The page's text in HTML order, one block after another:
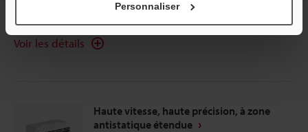
Personnaliser
Voir les détails
Haute vitesse, haute précision, à zone
antistatique étendue